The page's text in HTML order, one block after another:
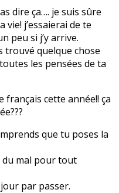
dire ça…. je suis sûre
vie! j’essaierai de te
peu si j’y arrive.
trouvé quelque chose
les pensées de ta
français cette année!! ça
que tu poses la
du mal pour tout
par passer.